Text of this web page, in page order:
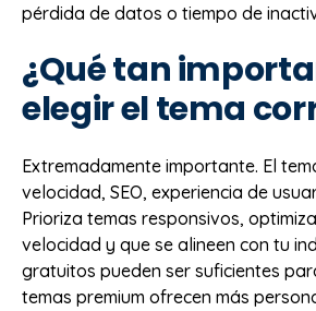
pérdida de datos o tiempo de
¿Qué tan
elegir el tema
Extremadamente importante. El
velocidad, SEO, experiencia de
Prioriza temas responsivos,
velocidad y que se alineen con tu
gratuitos pueden ser suficientes
temas premium ofrecen más